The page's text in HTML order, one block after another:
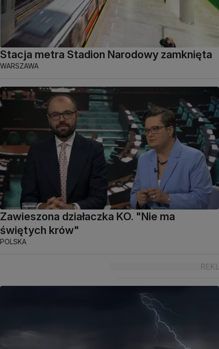
Stacja metra Stadion Narodowy zamknięta
WARSZAWA
Zawieszona działaczka KO. "Nie ma
świętych krów"
POLSKA